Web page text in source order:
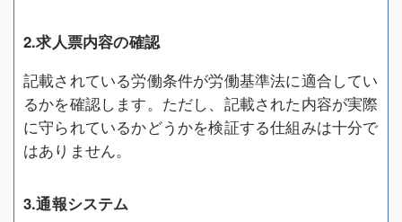
2.求人票内容の確認
記載されている労働条件が労働基準法に適合してい
るかを確認します。ただし、記載された内容が実際
に守られているかどうかを検証する仕組みは十分で
はありません。
3.通報システム